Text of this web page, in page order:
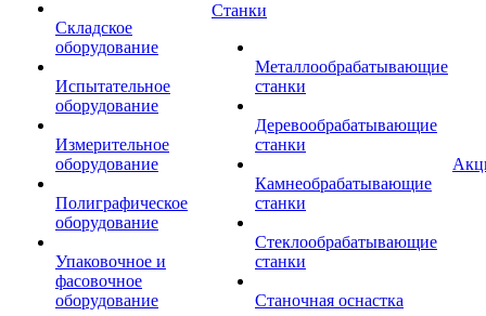
Складское
оборудование
Испытательное
оборудование
Измерительное
оборудование
Полиграфическое
оборудование
Упаковочное и
фасовочное
оборудование
Станки
Металлообрабатывающие
станки
Деревообрабатывающие
станки
Камнеобрабатывающие
станки
Стеклообрабатывающие
станки
Станочная оснастка